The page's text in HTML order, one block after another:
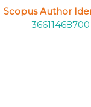
Scopus Author
36611468700